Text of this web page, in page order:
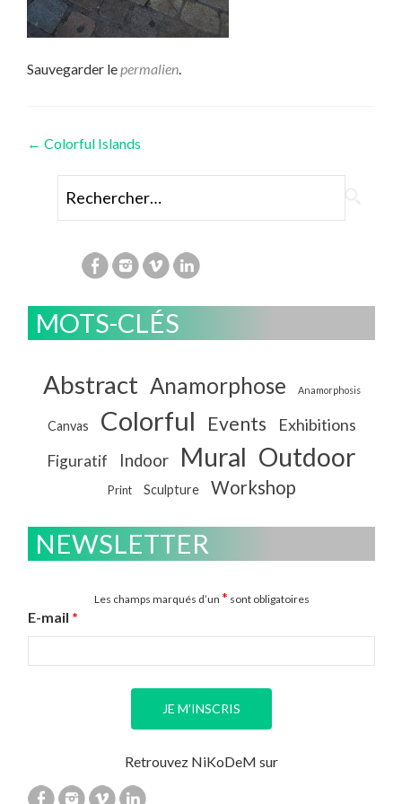
Sauvegarder lepermalien.
Navigation
des
articles
← Colorful Islands
MOTS-CLÉS
Abstract Anamorphose Anamorphosis
Canvas Colorful Events Exhibitions
Figuratif Indoor Mural Outdoor
Print Sculpture Workshop
NEWSLETTER
Les champs marqués d’un * sont obligatoires
E-mail *
Retrouvez NiKoDeM sur